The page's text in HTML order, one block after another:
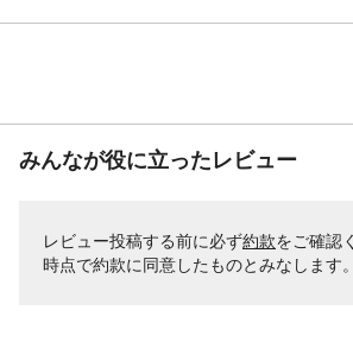
みんなが役に立ったレビュー
レビュー投稿する前に必ず約款をご確認
時点で約款に同意したものとみなします。